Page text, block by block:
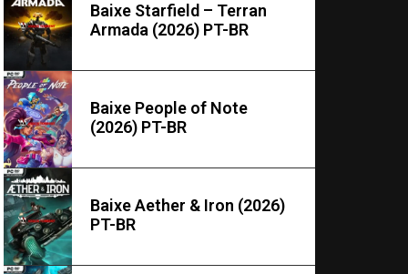
Baixe Starfield – Terran
Armada (2026) PT-BR
Baixe People of Note
(2026) PT-BR
Baixe Aether & Iron (2026)
PT-BR